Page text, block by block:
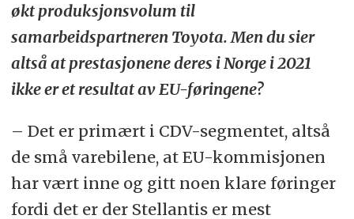
økt produksjonsvolum til
samarbeidspartneren Toyota. Men du sier
altså at prestasjonene deres i Norge i 2021
ikke er et resultat av EU-føringene?
– Det er primært i CDV-segmentet, altså
de små varebilene, at EU-kommisjonen
har vært inne og gitt noen klare føringer
fordi det er der Stellantis er mest